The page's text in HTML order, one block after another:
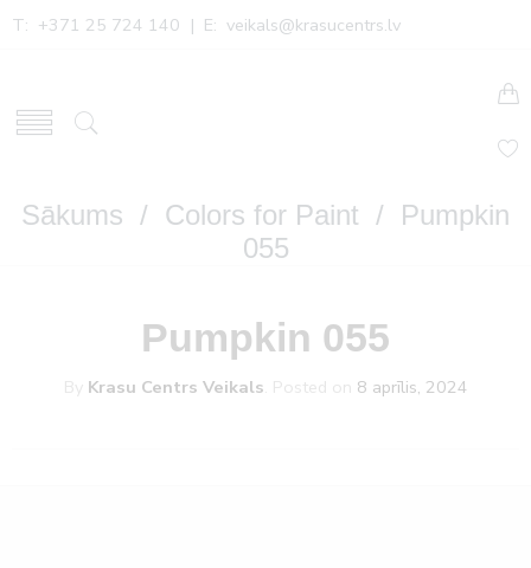
T: +371 25 724 140 | E: veikals@krasucentrs.lv
Sākums / Colors for Paint / Pumpkin
055
Pumpkin 055
By Krasu Centrs Veikals Posted on 8 aprīlis, 2024